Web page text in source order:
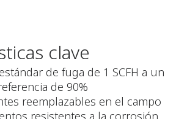
clave
de fuga de 1 SCFH a un
de 90%
reemplazables en el campo
resistentes a la corrosión